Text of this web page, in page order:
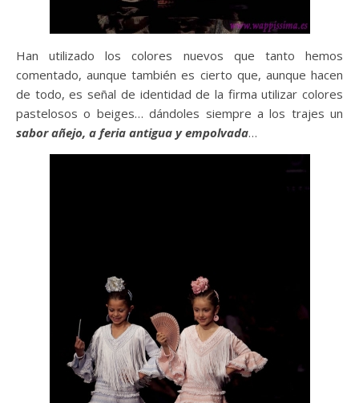
Han utilizado los colores nuevos que tanto hemos
comentado, aunque también es cierto que, aunque hacen
de todo, es señal de identidad de la firma utilizar colores
pastelosos o beiges… dándoles siempre a los trajes un
sabor añejo, a feria antigua y empolvada…